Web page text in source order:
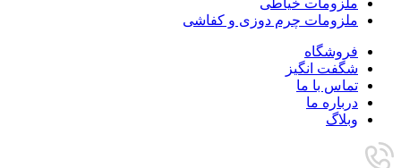
ملزومات چرم دوزی و کفاشی
فروشگاه
شگفت انگیز
تماس با ما
درباره ما
وبلاگ